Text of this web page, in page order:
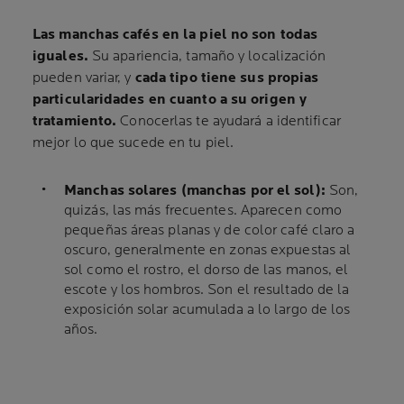
Las manchas cafés en la piel no son todas
iguales. Su apariencia, tamaño y localización
pueden variar, y cada tipo tiene sus propias
particularidades en cuanto a su origen y
tratamiento. Conocerlas te ayudará a identificar
mejor lo que sucede en tu piel.
Manchas solares (manchas por el sol): Son,
quizás, las más frecuentes. Aparecen como
pequeñas áreas planas y de color café claro a
oscuro, generalmente en zonas expuestas al
sol como el rostro, el dorso de las manos, el
escote y los hombros. Son el resultado de la
exposición solar acumulada a lo largo de los
años.